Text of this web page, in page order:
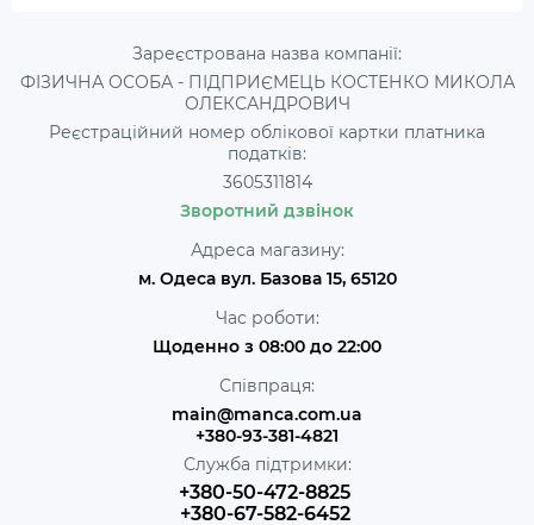
Зареєстрована назва компанії:
ФІЗИЧНА ОСОБА - ПІДПРИЄМЕЦЬ КОСТЕНКО МИКОЛА
ОЛЕКСАНДРОВИЧ
Реєстраційний номер облікової картки платника
податків:
3605311814
Зворотний дзвінок
Адреса магазину:
м. Одеса вул. Базова 15, 65120
Час роботи:
Щоденно з 08:00 до 22:00
Співпраця:
main@manca.com.ua
+380-93-381-4821
Служба підтримки:
+380-50-472-8825
+380-67-582-6452